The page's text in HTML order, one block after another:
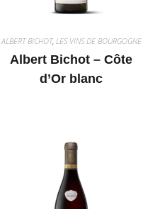
ALBERT BICHOT, LES VINS DE BOURGOGNE
Albert Bichot – Côte
d’Or blanc